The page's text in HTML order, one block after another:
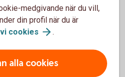
ekonomiskt ansvar och hur
eller förlust delas vid
flyttarihop
medgivande när du vill,
din profil när du är
cookies .
alla cookies